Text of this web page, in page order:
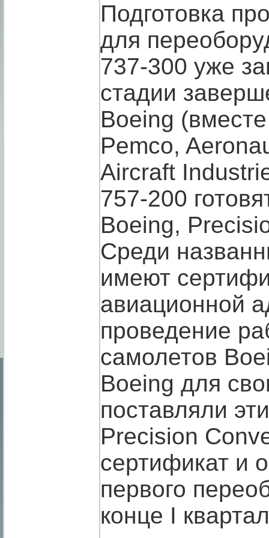
Подготовка
для
737-300 уже
стадии
Boeing
Pemco,
Aircraft
757-200
Boeing,
Среди
имеют
авиационной
проведение
самолетов
Boeing для
поставляли
Precision
сертификат и
первого
конце I